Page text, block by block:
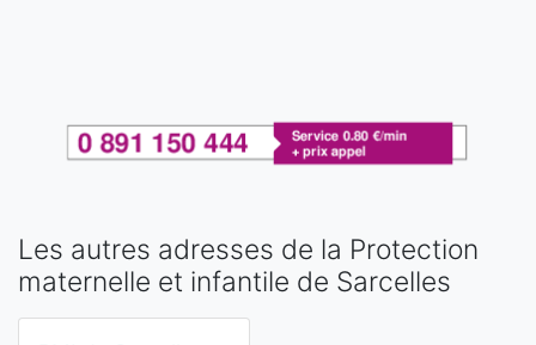
Les autres adresses de la Protection
maternelle et infantile de Sarcelles